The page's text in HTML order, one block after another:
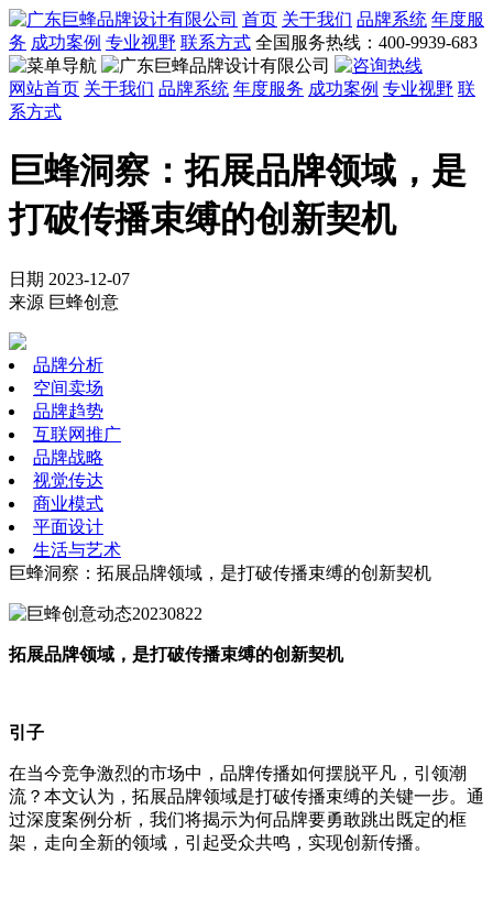
首页 关于我们 品牌系统 年度服
务 成功案例 专业视野 联系方式 全国服务热线：400-9939-683
网站首页 关于我们 品牌系统 年度服务 成功案例 专业视野 联
系方式
巨蜂洞察：拓展品牌领域，是
打破传播束缚的创新契机
日期 2023-12-07
来源 巨蜂创意
品牌分析
空间卖场
品牌趋势
互联网推广
品牌战略
视觉传达
商业模式
平面设计
生活与艺术
巨蜂洞察：拓展品牌领域，是打破传播束缚的创新契机
拓展品牌领域，是打破传播束缚的创新契机
引子
在当今竞争激烈的市场中，品牌传播如何摆脱平凡，引领潮
流？本文认为，拓展品牌领域是打破传播束缚的关键一步。通
过深度案例分析，我们将揭示为何品牌要勇敢跳出既定的框
架，走向全新的领域，引起受众共鸣，实现创新传播。